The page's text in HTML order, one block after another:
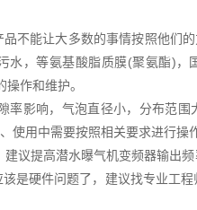
不能让大多数的事情按照他们
，等氨基酸脂质膜(聚氨酯)，
作和维护。
影响，气泡直径小，分布范
使用中需要按照相关要求进行操作
议提高潜水曝气机变频器输出
是硬件问题了，建议找专业工程